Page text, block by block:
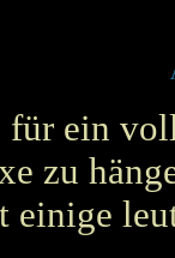
für ein
zu
einige